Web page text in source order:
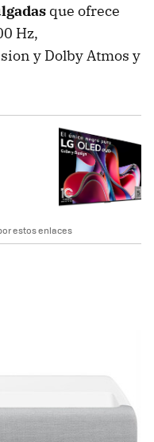
que ofrece
Hz,
y Dolby Atmos y
estos enlaces